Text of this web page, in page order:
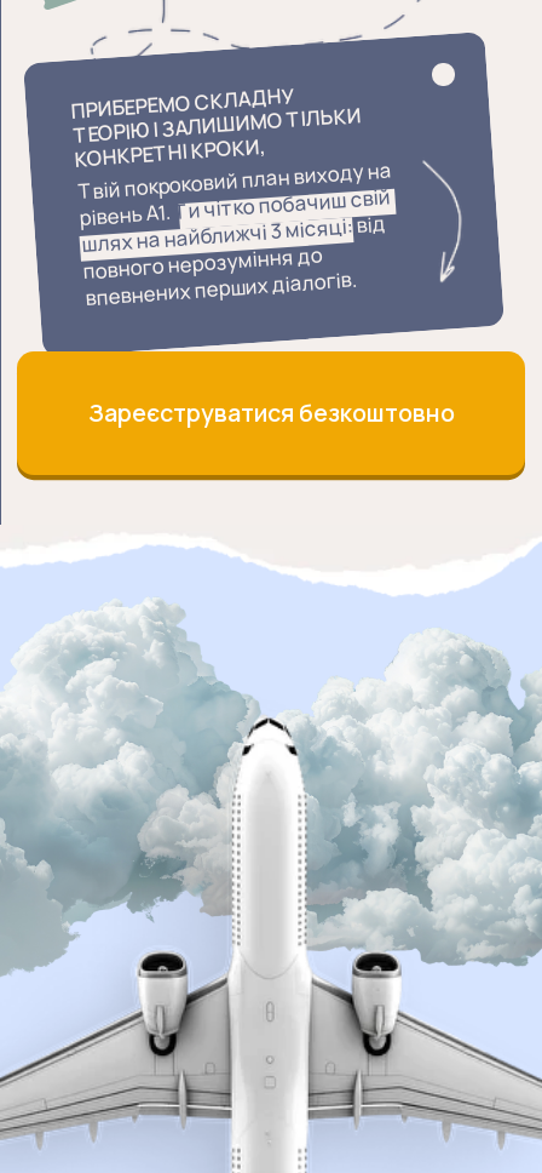
ЦЕЙ УРОК ДЛЯ ТЕБЕ,
Ти почуваєшся безпорадним.
Світ іде вперед, технології та
можливості з'являються
англійською, а ти ніби відрізаний від
усього. Ти втомився бути тим, хто
без англійської твій максимум — це
локальна робота за гривні. Ти
єдиний бар'єр до грошей.
Тобі соромно,
що ти досі не знаєш мови.
купував курси, зневірювався і
кидав. Тобі здається, що всі
навколо вже розмовляють, а ти
один топчешся на місці.
Ти боїшся майбутнього.
У 2026 році англійська — це вже не
бонус, а база. Ти розумієш: якщо не
вивчиш її зараз, то через рік будеш
ще далі від успіху, ніж сьогодні.
Тобі потрібен
результат, а не процес.
Ти не хочеш вчити англійську
роками. Тобі потрібна чітка система
на 12 тижнів, щоб нарешті
заговорити й закрити це питання
раз і назавжди.
Зареєструватися безкоштовно